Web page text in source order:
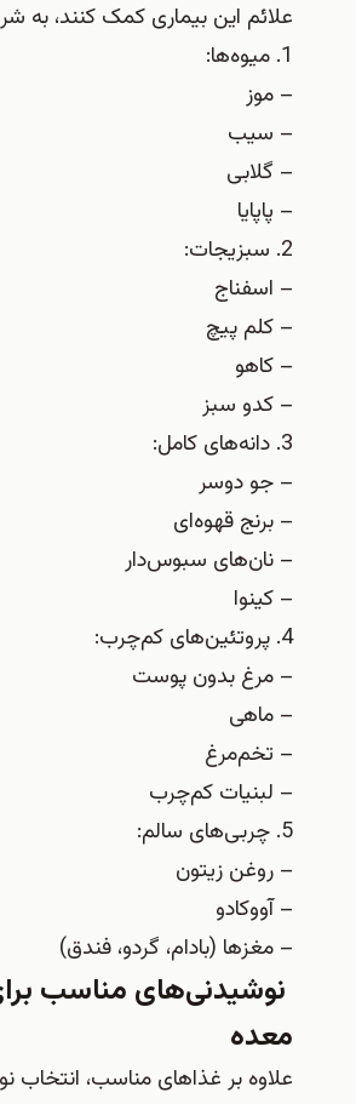
علائم این بیماری کمک کنند، به
1. میوه‌ها:
– موز
– سیب
– گلابی
– پاپایا
2. سبزیجات:
– اسفناج
– کلم پیچ
– کاهو
– کدو سبز
3. دانه‌های کامل:
– جو دوسر
– برنج قهوه‌ای
– نان‌های سبوس‌دار
– کینوا
4. پروتئین‌های کم‌چرب:
– مرغ بدون پوست
– ماهی
– تخم‌مرغ
– لبنیات کم‌چرب
5. چربی‌های سالم:
– روغن زیتون
– آووکادو
– مغزها (بادام، گردو، فندق)
نوشیدنی‌های مناسب
معده
علاوه بر غذاهای مناسب، انتخاب